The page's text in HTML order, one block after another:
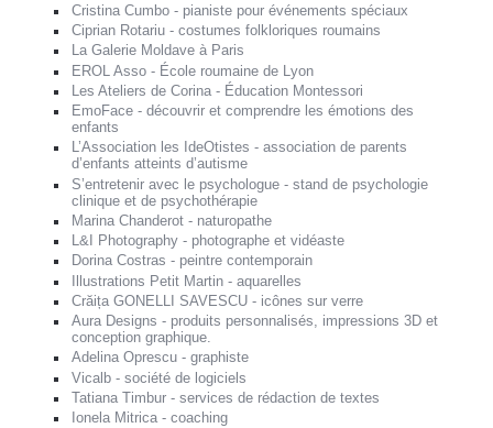
Cristina Cumbo - pianiste pour événements spéciaux
Ciprian Rotariu - costumes folkloriques roumains
La Galerie Moldave à Paris
EROL Asso - École roumaine de Lyon
Les Ateliers de Corina - Éducation Montessori
EmoFace - découvrir et comprendre les émotions des
enfants
L’Association les IdeOtistes - association de parents
d’enfants atteints d’autisme
S’entretenir avec le psychologue - stand de psychologie
clinique et de psychothérapie
Marina Chanderot - naturopathe
L&I Photography - photographe et vidéaste
Dorina Costras - peintre contemporain
Illustrations Petit Martin - aquarelles
Crăița GONELLI SAVESCU - icônes sur verre
Aura Designs - produits personnalisés, impressions 3D et
conception graphique.
Adelina Oprescu - graphiste
Vicalb - société de logiciels
Tatiana Timbur - services de rédaction de textes
Ionela Mitrica - coaching